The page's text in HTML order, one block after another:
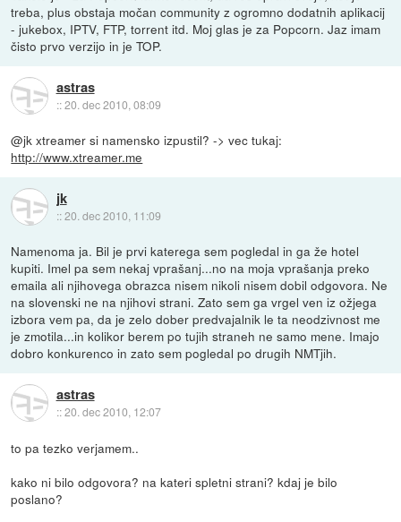
treba, plus obstaja močan community z ogromno dodatnih aplikacij
- jukebox, IPTV, FTP, torrent itd. Moj glas je za Popcorn. Jaz imam
čisto prvo verzijo in je TOP.
astras
::20. dec 2010, 08:09
@jk xtreamer si namensko izpustil? -> vec tukaj:
http://www.xtreamer.me
jk
::20. dec 2010, 11:09
Namenoma ja. Bil je prvi katerega sem pogledal in ga že hotel
kupiti. Imel pa sem nekaj vprašanj...no na moja vprašanja preko
emaila ali njihovega obrazca nisem nikoli nisem dobil odgovora. Ne
na slovenski ne na njihovi strani. Zato sem ga vrgel ven iz ožjega
izbora vem pa, da je zelo dober predvajalnik le ta neodzivnost me
je zmotila...in kolikor berem po tujih straneh ne samo mene. Imajo
dobro konkurenco in zato sem pogledal po drugih NMTjih.
astras
::20. dec 2010, 12:07
to pa tezko verjamem..
kako ni bilo odgovora? na kateri spletni strani? kdaj je bilo
poslano?